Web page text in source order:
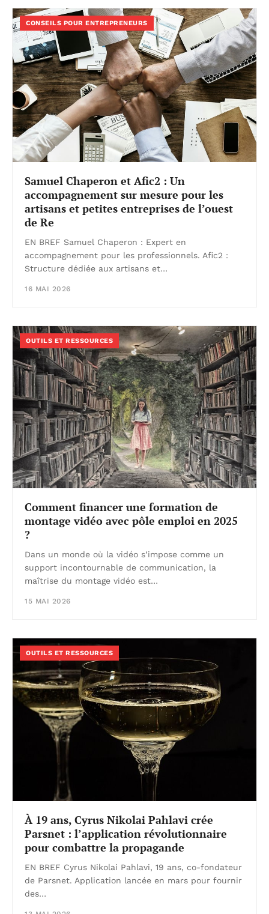
CONSEILS POUR ENTREPRENEURS
Samuel Chaperon et Afic2 : Un
accompagnement sur mesure pour les
artisans et petites entreprises de l’ouest
de Re
EN BREF Samuel Chaperon : Expert en
accompagnement pour les professionnels. Afic2 :
Structure dédiée aux artisans et…
16 MAI 2026
OUTILS ET RESSOURCES
Comment financer une formation de
montage vidéo avec pôle emploi en 2025
?
Dans un monde où la vidéo s’impose comme un
support incontournable de communication, la
maîtrise du montage vidéo est…
15 MAI 2026
OUTILS ET RESSOURCES
À 19 ans, Cyrus Nikolai Pahlavi crée
Parsnet : l’application révolutionnaire
pour combattre la propagande
EN BREF Cyrus Nikolai Pahlavi, 19 ans, co-fondateur
de Parsnet. Application lancée en mars pour fournir
des…